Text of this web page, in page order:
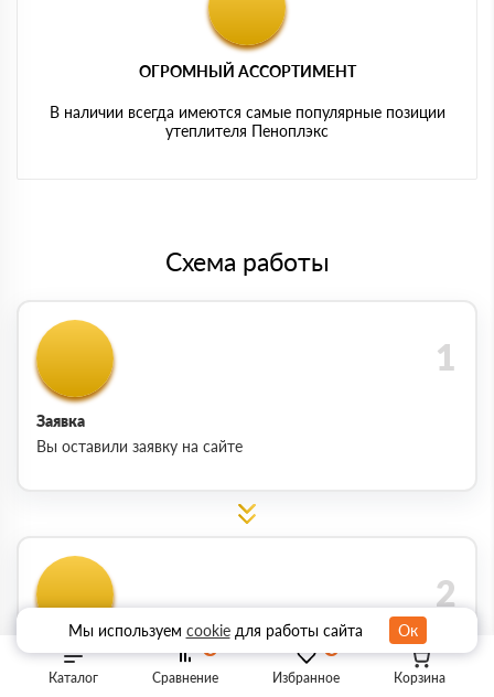
Каталог Избранное
Сравнение Корзина
ОГРОМНЫЙ АССОРТИМЕНТ
В наличии всегда имеются самые популярные позиции
утеплителя Пеноплэкс
Схема работы
Заявка
Вы оставили заявку на сайте
Подтверждение заказа
Менеджер связывается с вами для обработки и
Мы используем cookieдля работы сайта Ок